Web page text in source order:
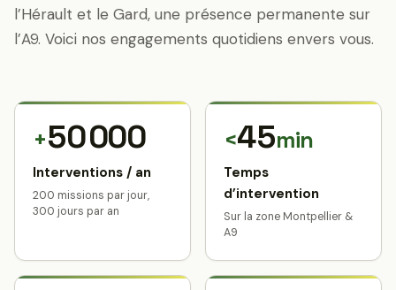
l’Hérault et le Gard, une présence permanente sur
l’A9. Voici nos engagements quotidiens envers vous.
+50 000
Interventions / an
200 missions par jour,
300 jours par an
<45min
Temps
d’intervention
Sur la zone Montpellier &
A9